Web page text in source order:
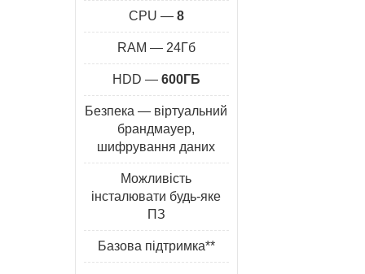
CPU — 8
RAM — 24Гб
HDD — 600ГБ
Безпека — віртуальний
брандмауер,
шифрування даних
Можливість
інсталювати будь-яке
ПЗ
Базова підтримка**